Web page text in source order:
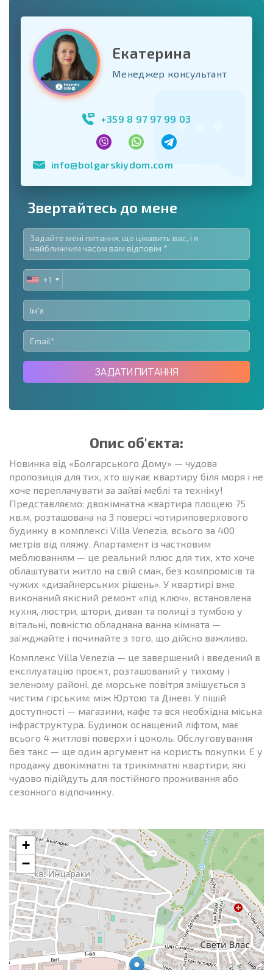
Екатерина
Менеджер консультант
+359 8 97 97 99 03
info@bolgarskiydom.com
Звертайтесь до мене
UNITED
STATES
+1
+1
ЗАДАТИ ПИТАННЯ
Опис об'єкта:
Новинка від «Болгарського Дому» — чудова
пропозиція для тих, хто шукає квартиру біля моря і не
хоче переплачувати за зайві меблі та техніку!
Представляємо: двокімнатна квартира площею 75
кв.м, розташована на 3 поверсі чотириповерхового
будинку в комплексі Villa Venezia, всього за 400
метрів від пляжу. Апартамент із частковим
меблюванням — це реальний плюс для тих, хто хоче
облаштувати житло на свій смак, без компромісів та
чужих «дизайнерських рішень». У квартирі вже
виконаний якісний ремонт «під ключ», встановлена ​​
кухня, люстри, штори, диван та полиці з тумбою у
вітальні, повністю обладнана ванна кімната —
заїжджайте і починайте з того, що дійсно важливо.
Комплекс Villa Venezia — це завершений і введений в
експлуатацію проєкт, розташований у тихому і
зеленому районі, де морське повітря змішується з
чистим гірським: між Юртою та Діневі. У пішій
доступності — магазини, кафе та вся необхідна міська
інфраструктура. Будинок оснащений ліфтом, має
всього 4 житлові поверхи і цоколь. Обслуговування
без такс — ще один аргумент на користь покупки. Є у
продажу двокімнатні та трикімнатні квартири, які
чудово підійдуть для постійного проживання або
сезонного відпочинку.
+
−